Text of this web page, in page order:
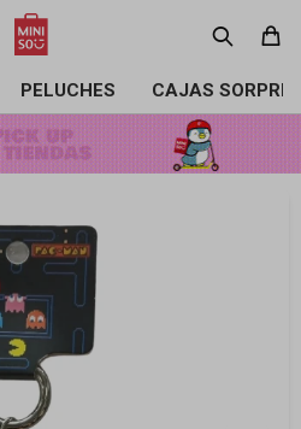
PELUCHES CAJAS